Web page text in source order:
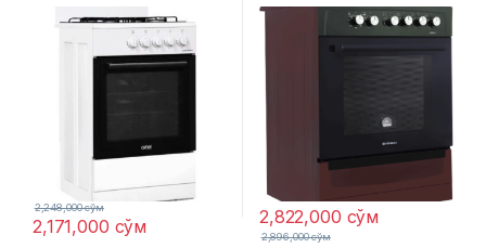
2,171,000 сўм
2,248,000сўм 2,822,000 сўм
2,896,000сўм